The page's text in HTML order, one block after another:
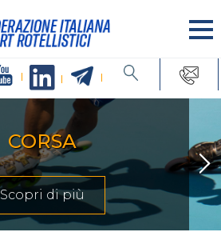
CORSA
Scopri di più